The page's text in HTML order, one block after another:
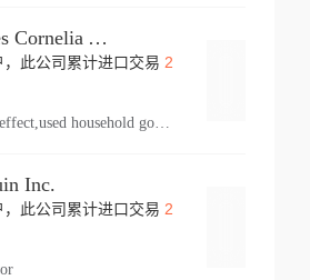
Russell James Cornelia Arlington Va
此公司累计进口交易 2
personal effect,used household goods
Inc.
此公司累计进口交易 2